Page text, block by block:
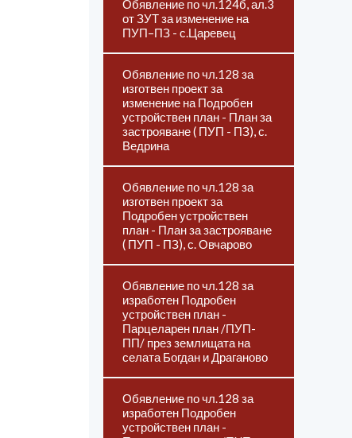
Обявление по чл.124б, ал.3
от ЗУТ за изменение на
ПУП–ПЗ - с.Царевец
Обявление по чл.128 за
изготвен проект за
изменение на Подробен
устройствен план - План за
застрояване ( ПУП - ПЗ), с.
Ведрина
Обявление по чл.128 за
изготвен проект за
Подробен устройствен
план - План за застрояване
( ПУП - ПЗ), с. Овчарово
Обявление по чл.128 за
изработен Подробен
устройствен план -
Парцеларен план /ПУП-
ПП/ през землищата на
селата Богдан и Драганово
Обявление по чл.128 за
изработен Подробен
устройствен план -